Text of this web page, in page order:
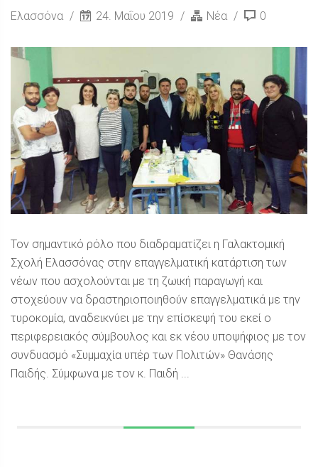
Ελασσόνα 24. Μαΐου 2019 Νέα 0
Τον σημαντικό ρόλο που διαδραματίζει η Γαλακτομική
Σχολή Ελασσόνας στην επαγγελματική κατάρτιση των
νέων που ασχολούνται με τη ζωική παραγωγή και
στοχεύουν να δραστηριοποιηθούν επαγγελματικά με την
τυροκομία, αναδεικνύει με την επίσκεψή του εκεί ο
περιφερειακός σύμβουλος και εκ νέου υποψήφιος με τον
συνδυασμό «Συμμαχία υπέρ των Πολιτών» Θανάσης
Παιδής. Σύμφωνα με τον κ. Παιδή ...